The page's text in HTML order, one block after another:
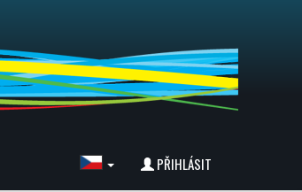
PŘIHLÁSIT